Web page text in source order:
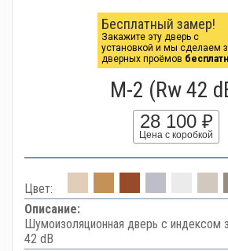
Бесплатный замер!
Закажите эту дверь с
установкой и мы сделаем
дверных проёмов
М-2 (Rw 42
28 100 ₽
Цена с коробкой
Цвет:
Описание:
Шумоизоляционная дверь с индексом
42 dB